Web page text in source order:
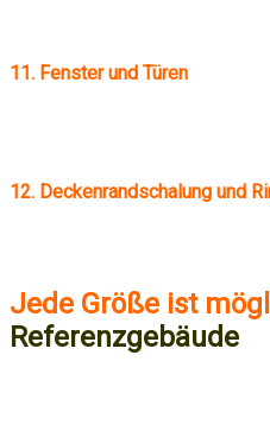
11. Fenster und Türen
12. Deckenrandschalung und
Jede Größe ist
Referenzgebäude